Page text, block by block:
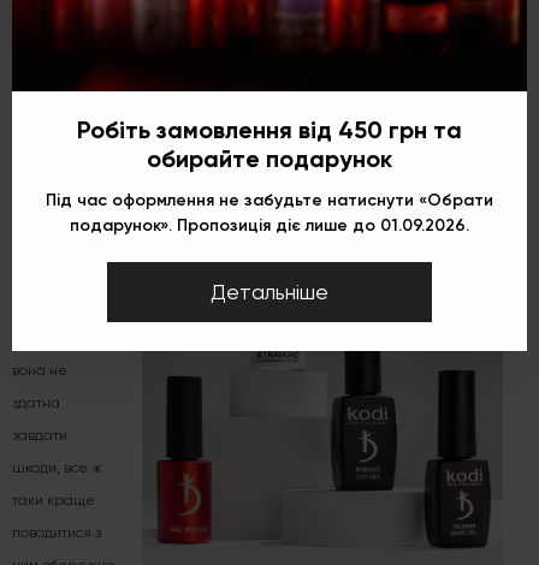
без праймерів (кислотного чи безкислотного) не можна.
Як наносити кислотний праймер?
на те, що вміст
вона не
здатна
завдати
шкоди, все ж
таки краще
поводитися з
Робіть замовлення від 450 грн та
обирайте подарунок
Під час оформлення не забудьте натиснути «Обрати
подарунок». Пропозиція діє лише до 01.09.2026.
Детальніше